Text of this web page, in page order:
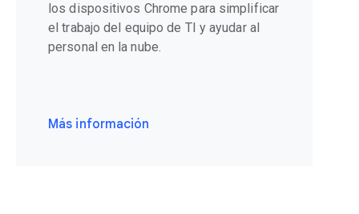
los dispositivos Chrome para simplificar
el trabajo del equipo de TI y ayudar al
personal en la nube.
Más información